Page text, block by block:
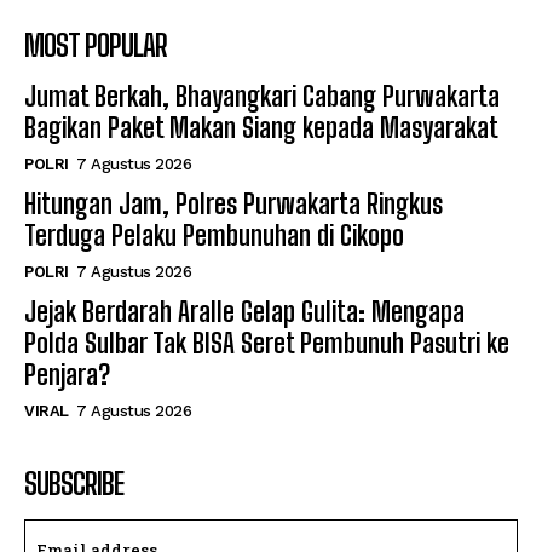
MOST POPULAR
Jumat Berkah, Bhayangkari Cabang Purwakarta
Bagikan Paket Makan Siang kepada Masyarakat
POLRI 7 Agustus 2026
Hitungan Jam, Polres Purwakarta Ringkus
Terduga Pelaku Pembunuhan di Cikopo
POLRI 7 Agustus 2026
Jejak Berdarah Aralle Gelap Gulita: Mengapa
Polda Sulbar Tak BISA Seret Pembunuh Pasutri ke
Penjara?
VIRAL 7 Agustus 2026
SUBSCRIBE